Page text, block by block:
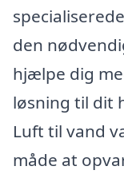
den
hjælpe dig
løsning til dit
Luft til vand
måde at